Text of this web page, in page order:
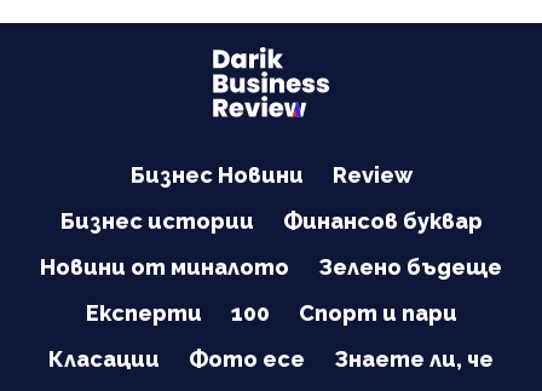
Бизнес Новини
Review
Бизнес истории
Финансов буквар
Новини от миналото
Зелено бъдеще
Експерти
100
Спорт и пари
Класации
Фото есе Знаете ли, че